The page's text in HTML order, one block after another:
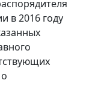
в 2016 году